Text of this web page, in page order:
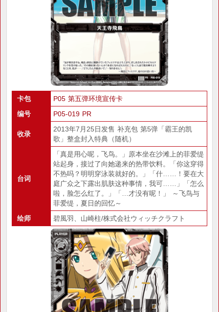
卡包
P05 第五弹环境宣传卡
编号
P05-019 PR
收录
2013年7月25日发售 补充包 第5弹「霸王的凯
歌」整盒封入特典（随机）
台词
「真是用心呢，飞鸟。」原本坐在沙滩上的菲爱缇
站起身，接过了向她递来的热带饮料。「你这穿得
不热吗？明明穿泳装就好的。」「什……！要在大
庭广众之下露出肌肤这种事情，我可……」「怎么
啦，脸怎么红了。」「…才没有呢！」 ～飞鸟与
菲爱缇，夏日的回忆～
绘师
碧風羽、山崎柱/株式会社ウィッチクラフト